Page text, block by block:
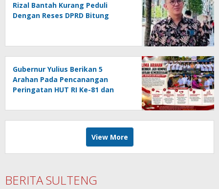
Rizal Bantah Kurang Peduli
Dengan Reses DPRD Bitung
Gubernur Yulius Berikan 5
Arahan Pada Pencanangan
Peringatan HUT RI Ke-81 dan
View More
BERITA SULTENG